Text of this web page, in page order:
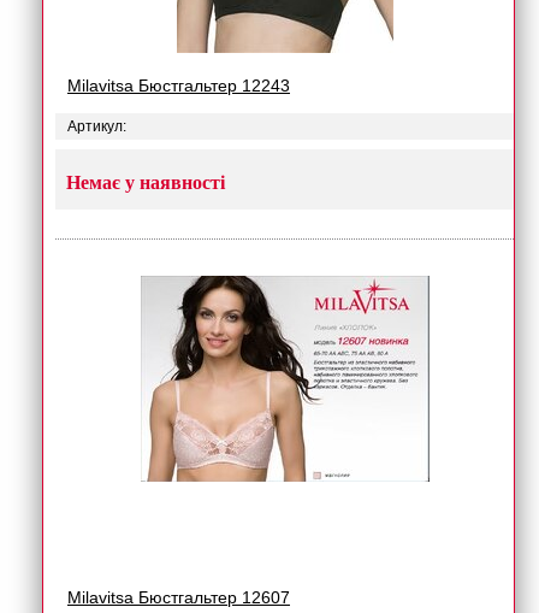
Milavitsa Бюстгальтер 12243
Артикул:
Немає у наявності
Milavitsa Бюстгальтер 12607